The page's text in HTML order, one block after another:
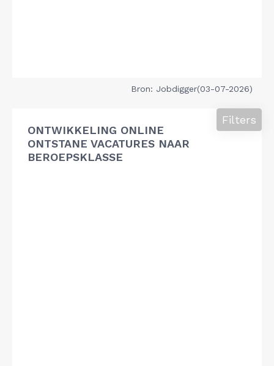
Bron: Jobdigger(03-07-2026)
ONTWIKKELING ONLINE
ONTSTANE VACATURES NAAR
BEROEPSKLASSE
Filters